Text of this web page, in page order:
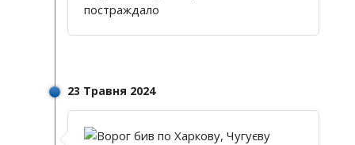
постраждало
23 Травня 2024